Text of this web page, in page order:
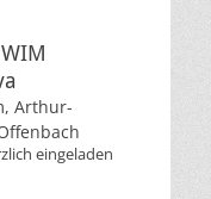
Arthur-
eingeladen